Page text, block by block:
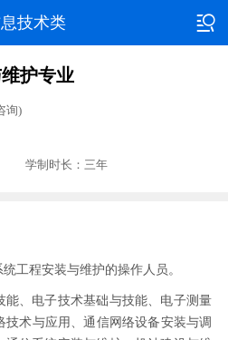
技术类
护专业
询)
学制时长：三年
工程安装与维护的操作人员。
能、电子技术基础与技能、电子测量
技术与应用、通信网络设备安装与调